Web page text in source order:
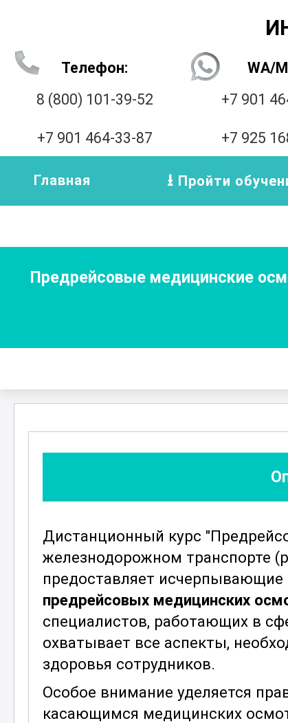
Телефон:
8 (800) 101-39-52
+7 901 464-33-87
WA/
+7 901
+7 925
Главная Пройти
Предрейсовые медицинские
Дистанционный курс
железнодорожном транспорте
предоставляет
предрейсовых медицинских
специалистов, работающих в
охватывает все аспекты,
здоровья сотрудников.
Особое внимание уделяется
касающимся медицинских